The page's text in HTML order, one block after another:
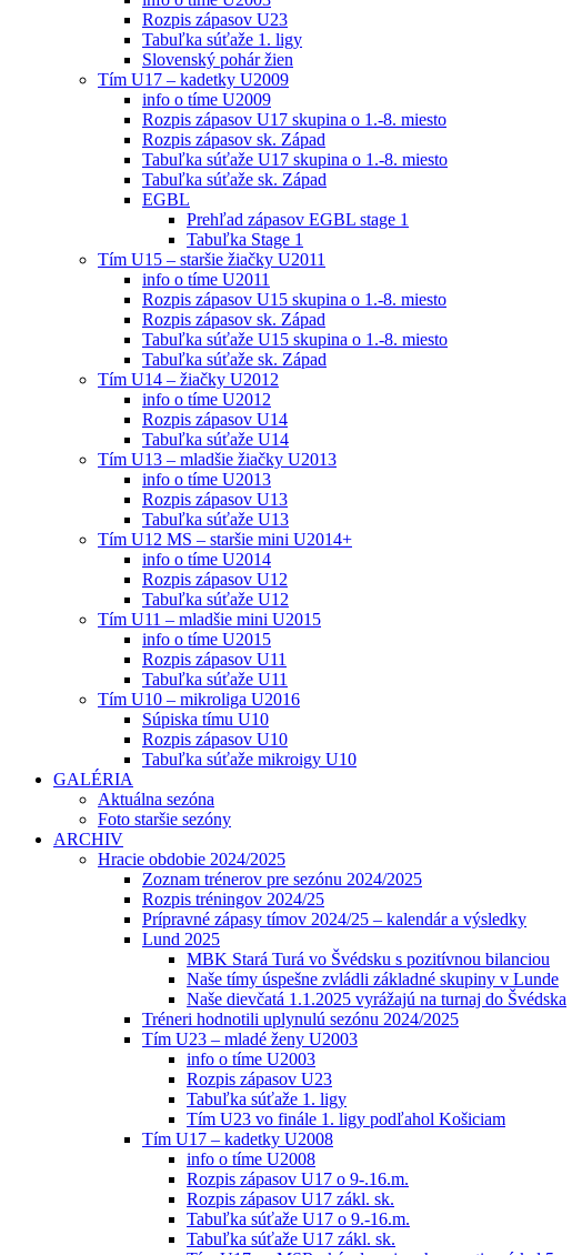
Rozpis zápasov U23
Tabuľka súťaže 1. ligy
Slovenský pohár žien
Tím U17 – kadetky U2009
info o tíme U2009
Rozpis zápasov U17 skupina o 1.-8. miesto
Rozpis zápasov sk. Západ
Tabuľka súťaže U17 skupina o 1.-8. miesto
Tabuľka súťaže sk. Západ
EGBL
Prehľad zápasov EGBL stage 1
Tabuľka Stage 1
Tím U15 – staršie žiačky U2011
info o tíme U2011
Rozpis zápasov U15 skupina o 1.-8. miesto
Rozpis zápasov sk. Západ
Tabuľka súťaže U15 skupina o 1.-8. miesto
Tabuľka súťaže sk. Západ
Tím U14 – žiačky U2012
info o tíme U2012
Rozpis zápasov U14
Tabuľka súťaže U14
Tím U13 – mladšie žiačky U2013
info o tíme U2013
Rozpis zápasov U13
Tabuľka súťaže U13
Tím U12 MS – staršie mini U2014+
info o tíme U2014
Rozpis zápasov U12
Tabuľka súťaže U12
Tím U11 – mladšie mini U2015
info o tíme U2015
Rozpis zápasov U11
Tabuľka súťaže U11
Tím U10 – mikroliga U2016
Súpiska tímu U10
Rozpis zápasov U10
Tabuľka súťaže mikroigy U10
GALÉRIA
Aktuálna sezóna
Foto staršie sezóny
ARCHIV
Hracie obdobie 2024/2025
Zoznam trénerov pre sezónu 2024/2025
Rozpis tréningov 2024/25
Prípravné zápasy tímov 2024/25 – kalendár a výsledky
Lund 2025
MBK Stará Turá vo Švédsku s pozitívnou bilanciou
Naše tímy úspešne zvládli základné skupiny v Lunde
Naše dievčatá 1.1.2025 vyrážajú na turnaj do Švédska
Tréneri hodnotili uplynulú sezónu 2024/2025
Tím U23 – mladé ženy U2003
info o tíme U2003
Rozpis zápasov U23
Tabuľka súťaže 1. ligy
Tím U23 vo finále 1. ligy podľahol Košiciam
Tím U17 – kadetky U2008
info o tíme U2008
Rozpis zápasov U17 o 9-.16.m.
Rozpis zápasov U17 zákl. sk.
Tabuľka súťaže U17 o 9.-16.m.
Tabuľka súťaže U17 zákl. sk.